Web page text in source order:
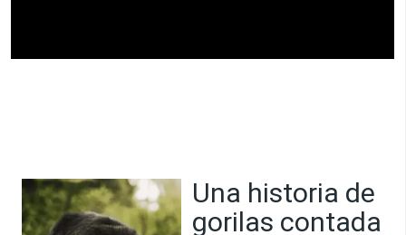
Una historia de
gorilas contada